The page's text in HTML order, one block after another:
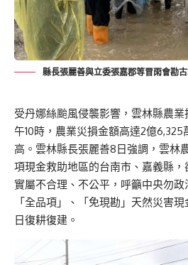
縣長張麗善與立委張嘉郡等冒雨會勘
受丹娜絲颱風侵襲影響，雲林縣農
午10時，農業災損金額高達2億
高。雲林縣長張麗善8日強調，雲林
項現金救助地區的台南市、嘉義縣，
實屬不合理、不公平，呼籲中央勿
「全品項」、「免現勘」天然災害
日復耕復建。